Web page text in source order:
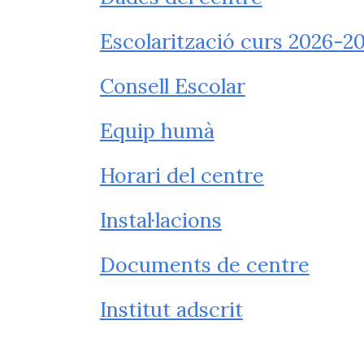
Escolarització curs 2026-
Consell Escolar
Equip humà
Horari del centre
Instal·lacions
Documents de centre
Institut adscrit